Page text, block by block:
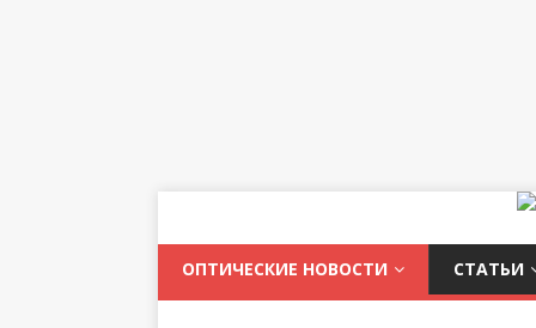
ОПТИЧЕСКИЕ НОВОСТИ СТАТЬИ